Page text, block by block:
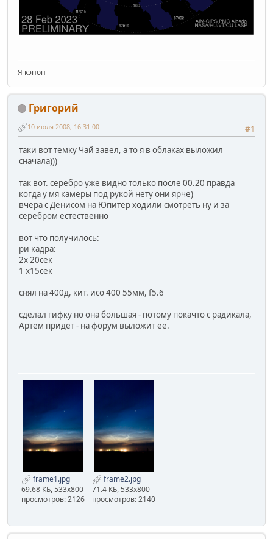
Я кэнон
Григорий
#1
10 июля 2008, 16:31:00
таки вот темку Чай завел, а то я в облаках выложил
сначала)))
так вот. серебро уже видно только после 00.20 правда
когда у мя камеры под рукой нету они ярче)
вчера с Денисом на Юпитер ходили смотреть ну и за
серебром естественно
вот что получилось:
ри кадра:
2х 20сек
1 х15сек
снял на 400д, кит. исо 400 55мм, f5.6
сделал гифку но она большая - потому покачто с радикала,
Артем придет - на форум выложит ее.
frame1.jpg
69.68 КБ, 533x800
просмотров: 2126
frame2.jpg
71.4 КБ, 533x800
просмотров: 2140